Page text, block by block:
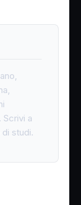
Scrivi a
studi.